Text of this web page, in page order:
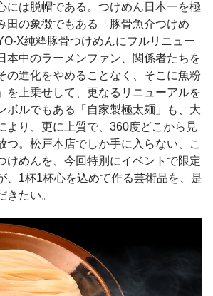
には脱帽である。つけめん日本一を極
田の象徴でもある「豚骨魚介つけめ
X純粋豚骨つけめんにフルリニュー
本中のラーメンファン、関係者たちを
の進化をやめることなく、そこに魚粉
を上乗せして、更なるリニューアルを
ボルでもある「自家製極太麺」も、大
より、更に上質で、360度どこから見
つ。松戸本店でしか手に入らない、こ
けめんを、今回特別にイベントで限定
、1杯1杯心を込めて作る芸術品を、是
きたい。